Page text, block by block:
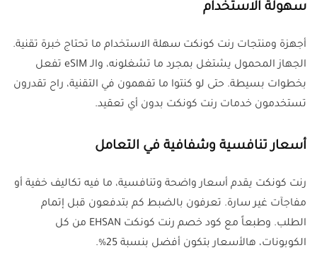
سهولة الاستخدام
أجهزة ومنتجات رنت كونكت سهلة الاستخدام ما تحتاج خبرة تقنية.
الجهاز المحمول يشتغل بمجرد ما تشغلونه، والـ eSIM تفعل
بخطوات بسيطة. حتى لو كنتوا ما تفهمون في التقنية، راح تقدرون
تستخدمون خدمات رنت كونكت بدون أي تعقيد.
أسعار تنافسية وشفافية في التعامل
رنت كونكت يقدم أسعار واضحة وتنافسية، ما فيه تكاليف خفية أو
مفاجآت غير سارة. تعرفون بالضبط كم بتدفعون قبل إتمام
الطلب. وطبعاً مع كود خصم رنت كونكت EHSAN من كل
الكوبونات، هالأسعار بتكون أفضل بنسبة 25%.